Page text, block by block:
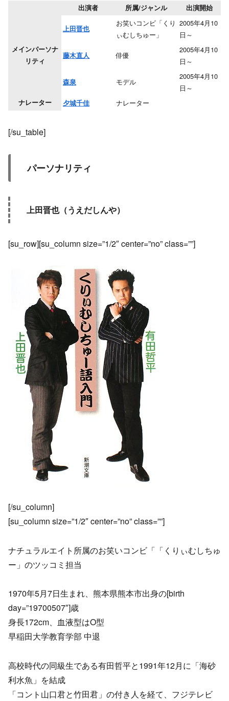
出演者 所属/ジャンル 出演開始
メインパーソナ
リティ
上田晋也
お笑いコンビ「くり
ぃむしちゅー」
2005年4月10
日～
藤木直人 俳優
2005年4月10
日～
森泉 モデル
2005年4月10
日～
ナレーター 夕城千佳 ナレーター
[/su_table]
パーソナリティ
上田晋也（うえだしんや）
[su_row][su_column size=”1/2″ center=”no” class=””]
[/su_column]
[su_column size=”1/2″ center=”no” class=””]
ナチュラルエイト所属のお笑いコンビ「「くりぃむしちゅ
ー」のツッコミ担当
1970年5月7日生まれ、熊本県熊本市出身の[birth
day=”19700507″]歳
身長172cm、血液型はO型
早稲田大学教育学部 中退
高校時代の同級生である有田哲平と1991年12月に「海砂
利水魚」を結成
「コント山口君と竹田君」の付き人を経て、フジテレビ